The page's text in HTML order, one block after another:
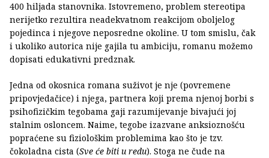
400 hiljada stanovnika. Istovremeno, problem stereotipa
nerijetko rezultira neadekvatnom reakcijom oboljelog
pojedinca i njegove neposredne okoline. U tom smislu, čak
i ukoliko autorica nije gajila tu ambiciju, romanu možemo
dopisati edukativni predznak.
Jedna od okosnica romana suživot je nje (povremene
pripovjedačice) i njega, partnera koji prema njenoj borbi s
psihofizičkim tegobama gaji razumijevanje bivajući joj
stalnim osloncem. Naime, tegobe izazvane anksioznošću
popraćene su fiziološkim problemima kao što je tzv.
čokoladna cista (Sve će biti u redu). Stoga ne čude na